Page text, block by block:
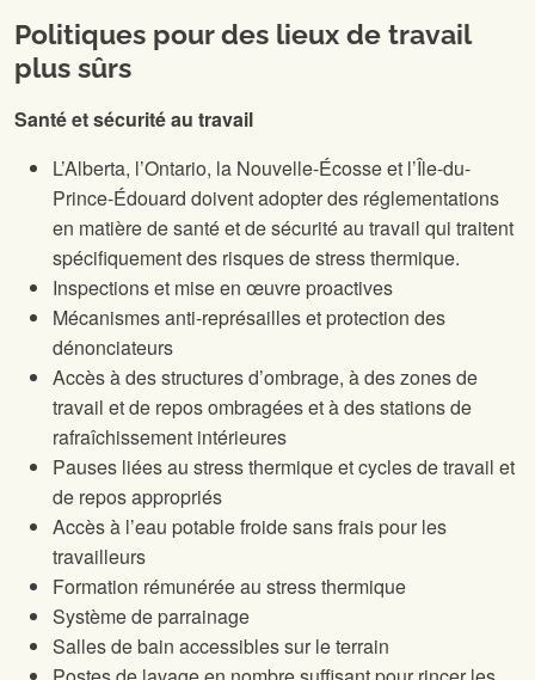
Politiques pour des lieux de travail
plus sûrs
Santé et sécurité au travail
L’Alberta, l’Ontario, la Nouvelle-Écosse et l’Île-du-
Prince-Édouard doivent adopter des réglementations
en matière de santé et de sécurité au travail qui traitent
spécifiquement des risques de stress thermique.
Inspections et mise en œuvre proactives
Mécanismes anti-représailles et protection des
dénonciateurs
Accès à des structures d’ombrage, à des zones de
travail et de repos ombragées et à des stations de
rafraîchissement intérieures
Pauses liées au stress thermique et cycles de travail et
de repos appropriés
Accès à l’eau potable froide sans frais pour les
travailleurs
Formation rémunérée au stress thermique
Système de parrainage
Salles de bain accessibles sur le terrain